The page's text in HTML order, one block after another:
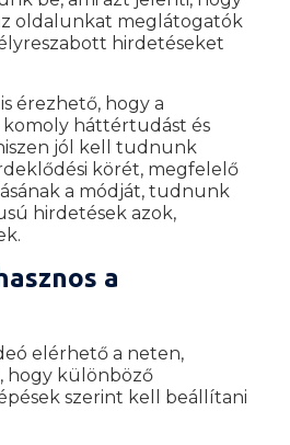
oldalunkat meglátogatók
hirdetéseket
érezhető, hogy a
komoly háttértudást és
jól kell tudnunk
körét, megfelelő
a módját, tudnunk
hirdetések azok,
a
elérhető a neten,
hogy különböző
szerint kell beállítani